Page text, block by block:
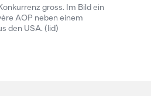
gross. Im Bild ein
AOP neben einem
den USA. (lid)